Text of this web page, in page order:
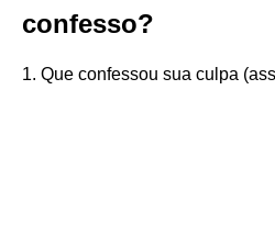
confesso?
1. Que confessou sua culpa